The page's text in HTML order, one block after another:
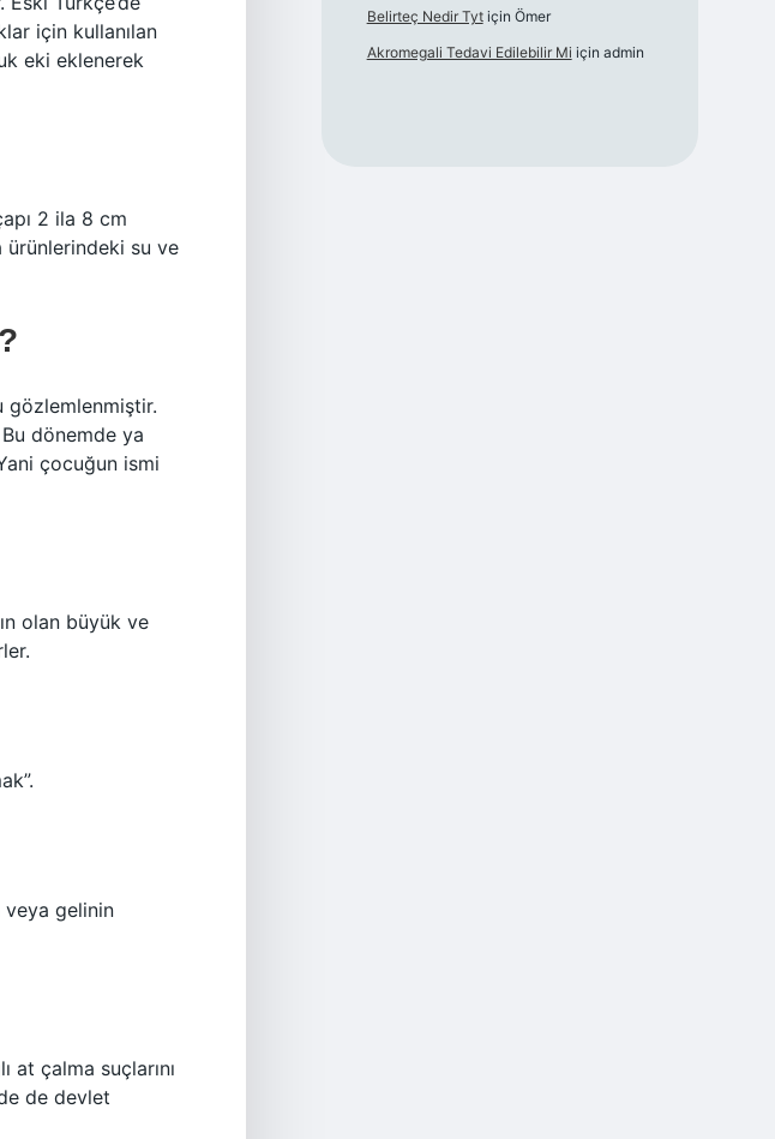
için kullanılan
eki eklenerek
2 ila 8 cm
ürünlerindeki su ve
gözlemlenmiştir.
dönemde ya
çocuğun ismi
olan büyük ve
veya gelinin
çalma suçlarını
de devlet
Belirteç Nedir Tytiçin Ömer
Akromegali Tedavi Edilebilir Mi için admin